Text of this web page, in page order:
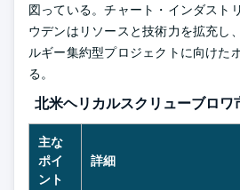
図っている。チャート・インダスト
ウデンはリソースと技術力を拡充し
ルギー集約型プロジェクトに向けた
る。
北米ヘリカルスクリューブロワ
主な
ポイ
ント
詳細